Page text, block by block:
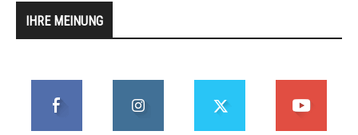
IHRE MEINUNG